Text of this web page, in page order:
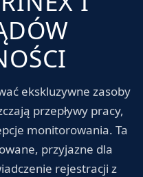
ekskluzywne zasoby
przepływy pracy,
monitorowania. Ta
przyjazne dla
rejestracji z